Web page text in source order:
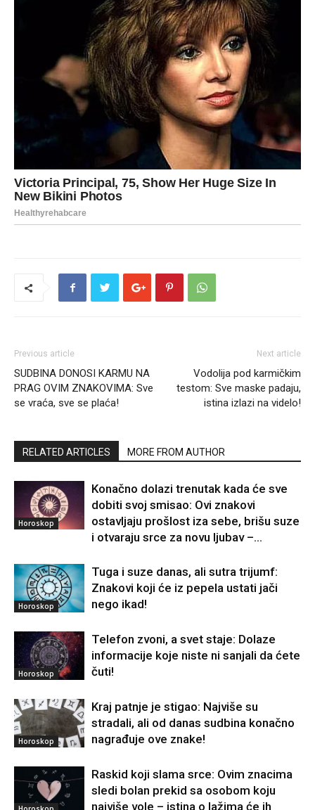
Previous article
SUDBINA DONOSI KARMU NA
PRAG OVIM ZNAKOVIMA: Sve
se vraća, sve se plaća!
Next article
Vodolija pod karmičkim
testom: Sve maske padaju,
istina izlazi na videlo!
RELATED ARTICLES MORE FROM AUTHOR
Horoskop
Konačno dolazi trenutak kada će sve
dobiti svoj smisao: Ovi znakovi
ostavljaju prošlost iza sebe, brišu suze
i otvaraju srce za novu ljubav –...
Horoskop
Tuga i suze danas, ali sutra trijumf:
Znakovi koji će iz pepela ustati jači
nego ikad!
Horoskop
Telefon zvoni, a svet staje: Dolaze
informacije koje niste ni sanjali da ćete
čuti!
Horoskop
Kraj patnje je stigao: Najviše su
stradali, ali od danas sudbina konačno
nagrađuje ove znake!
Raskid koji slama srce: Ovim znacima
sledi bolan prekid sa osobom koju
najviše vole – istina o lažima će ih